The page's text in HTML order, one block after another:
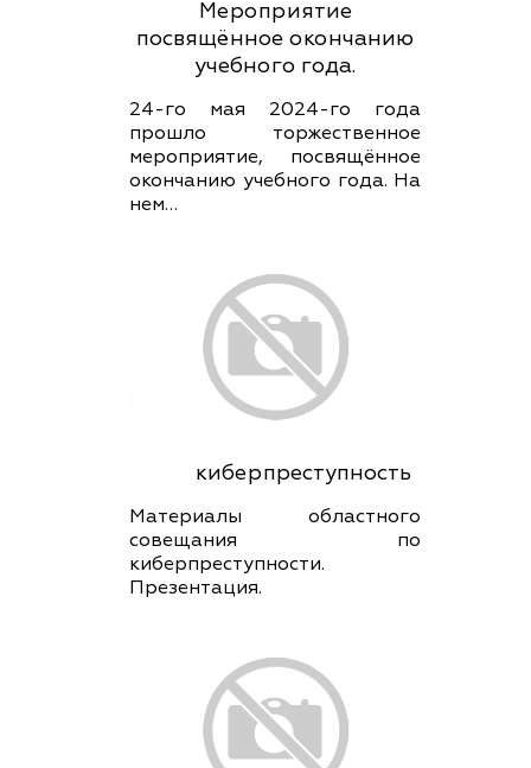
Мероприятие
посвящённое окончанию
учебного года.
24-го мая 2024-го года
прошло торжественное
мероприятие, посвящённое
окончанию учебного года. На
нем…
киберпреступность
Материалы областного
совещания по
киберпреступности.
Презентация.